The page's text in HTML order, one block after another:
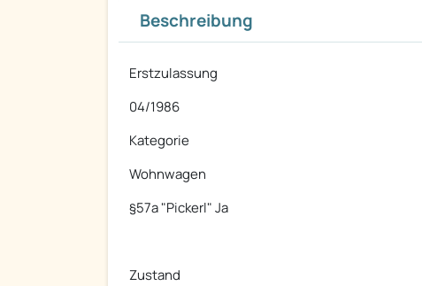
Beschreibung
Erstzulassung
04/1986
Kategorie
Wohnwagen
§57a "Pickerl" Ja
Zustand